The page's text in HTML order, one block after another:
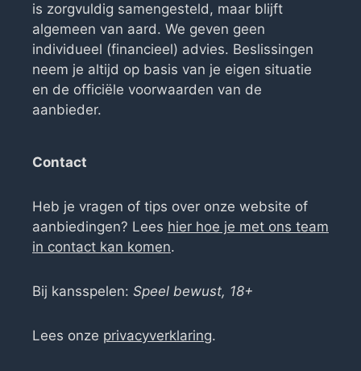
is zorgvuldig samengesteld, maar blijft
algemeen van aard. We geven geen
individueel (financieel) advies. Beslissingen
neem je altijd op basis van je eigen situatie
en de officiële voorwaarden van de
aanbieder.
Contact
Heb je vragen of tips over onze website of
aanbiedingen? Lees hier hoe je met ons team
in contact kan komen.
Bij kansspelen: Speel bewust, 18+
Lees onze privacyverklaring.